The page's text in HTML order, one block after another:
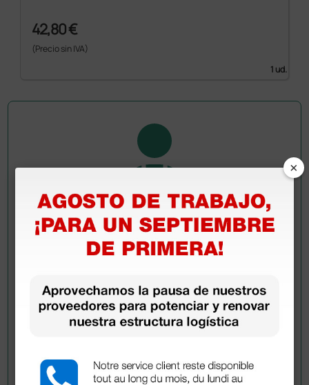
42,80 €
(Precio sin IVA)
1 ud.
Pregúntale a un colega
¿Todavía tienes alguna duda? ¿Necesitas más
han adquirido este producto.
×